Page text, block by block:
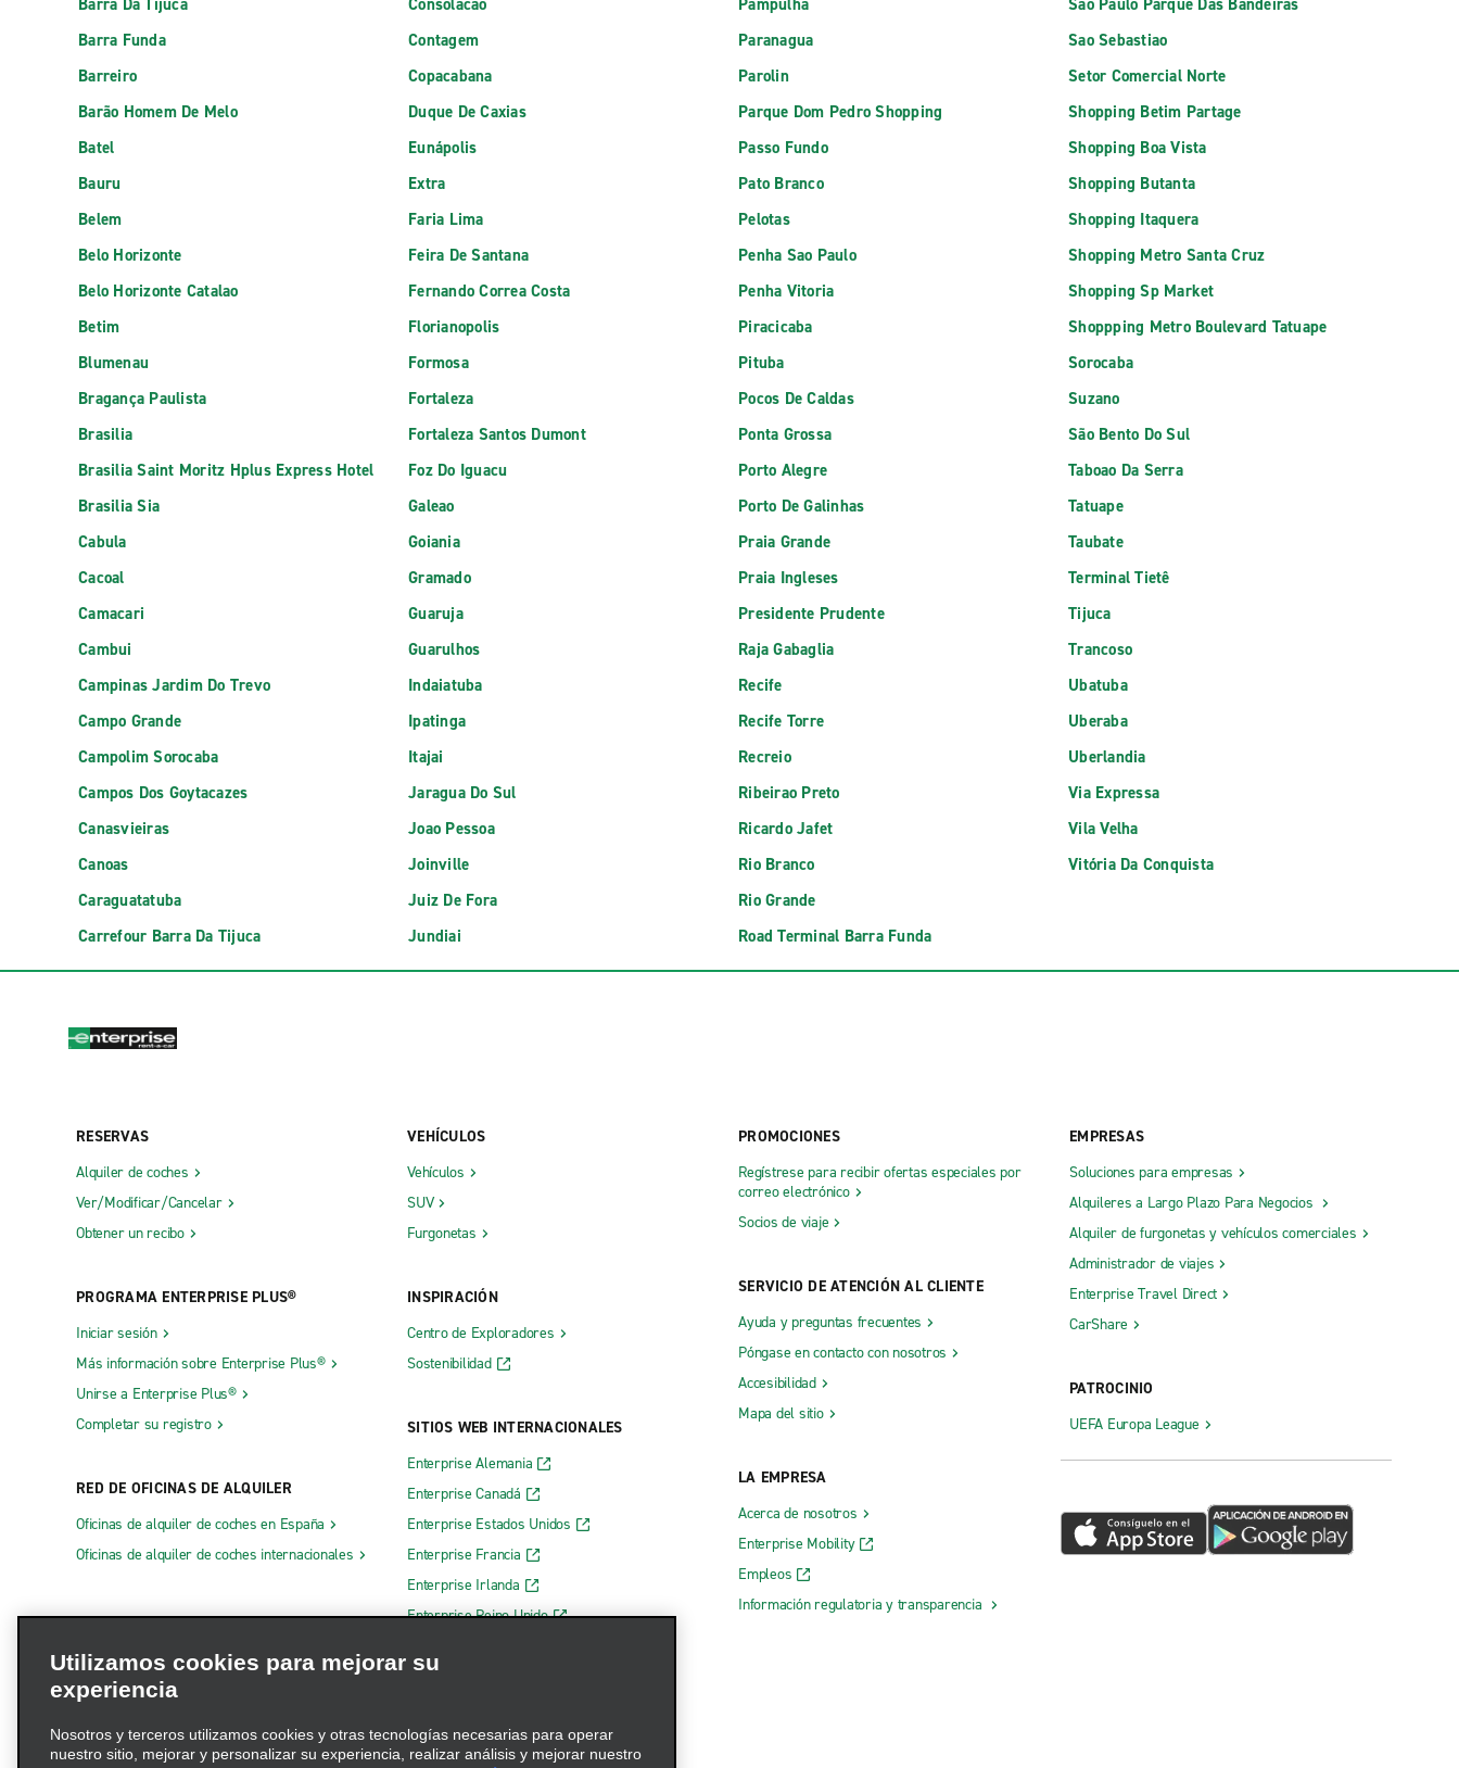
Barra Da Tijuca
Barra Funda
Barreiro
Barão Homem De Melo
Batel
Bauru
Belem
Belo Horizonte
Belo Horizonte Catalao
Betim
Blumenau
Bragança Paulista
Brasilia
Brasilia Saint Moritz Hplus Express Hotel
Brasilia Sia
Cabula
Cacoal
Camacari
Cambui
Campinas Jardim Do Trevo
Campo Grande
Campolim Sorocaba
Campos Dos Goytacazes
Canasvieiras
Canoas
Caraguatatuba
Carrefour Barra Da Tijuca
Consolacao
Contagem
Copacabana
Duque De Caxias
Eunápolis
Extra
Faria Lima
Feira De Santana
Fernando Correa Costa
Florianopolis
Formosa
Fortaleza
Fortaleza Santos Dumont
Foz Do Iguacu
Galeao
Goiania
Gramado
Guaruja
Guarulhos
Indaiatuba
Ipatinga
Itajai
Jaragua Do Sul
Joao Pessoa
Joinville
Juiz De Fora
Jundiai
Pampulha
Paranagua
Parolin
Parque Dom Pedro Shopping
Passo Fundo
Pato Branco
Pelotas
Penha Sao Paulo
Penha Vitoria
Piracicaba
Pituba
Pocos De Caldas
Ponta Grossa
Porto Alegre
Porto De Galinhas
Praia Grande
Praia Ingleses
Presidente Prudente
Raja Gabaglia
Recife
Recife Torre
Recreio
Ribeirao Preto
Ricardo Jafet
Rio Branco
Rio Grande
Road Terminal Barra Funda
Sao Paulo Parque Das Bandeiras
Sao Sebastiao
Setor Comercial Norte
Shopping Betim Partage
Shopping Boa Vista
Shopping Butanta
Shopping Itaquera
Shopping Metro Santa Cruz
Shopping Sp Market
Shoppping Metro Boulevard Tatuape
Sorocaba
Suzano
São Bento Do Sul
Taboao Da Serra
Tatuape
Taubate
Terminal Tietê
Tijuca
Trancoso
Ubatuba
Uberaba
Uberlandia
Via Expressa
Vila Velha
Vitória Da Conquista
RESERVAS
Alquiler de coches
Ver/Modificar/Cancelar
Obtener un recibo
PROGRAMA ENTERPRISE PLUS®
Iniciar sesión
Más información sobre Enterprise Plus®
Unirse a Enterprise Plus®
Completar su registro
RED DE OFICINAS DE ALQUILER
Oficinas de alquiler de coches en España
Oficinas de alquiler de coches internacionales
VEHÍCULOS
Vehículos
SUV
Furgonetas
INSPIRACIÓN
Centro de Exploradores
Sostenibilidad
SITIOS WEB INTERNACIONALES
Enterprise Alemania
Enterprise Canadá
Enterprise Estados Unidos
Enterprise Francia
Enterprise Irlanda
Enterprise Reino Unido
PROMOCIONES
Regístrese para recibir ofertas especiales por
correo electrónico
Socios de viaje
SERVICIO DE ATENCIÓN AL CLIENTE
Ayuda y preguntas frecuentes
Póngase en contacto con nosotros
Accesibilidad
Mapa del sitio
LA EMPRESA
Acerca de nosotros
Enterprise Mobility
Empleos
Información regulatoria y transparencia
EMPRESAS
Soluciones para empresas
Alquileres a Largo Plazo Para Negocios
Alquiler de furgonetas y vehículos comerciales
Administrador de viajes
Enterprise Travel Direct
CarShare
PATROCINIO
UEFA Europa League
Utilizamos cookies para mejorar su
experiencia
Nosotros y terceros utilizamos cookies y otras tecnologías necesarias para operar
nuestro sitio, mejorar y personalizar su experiencia, realizar análisis y mejorar nuestro